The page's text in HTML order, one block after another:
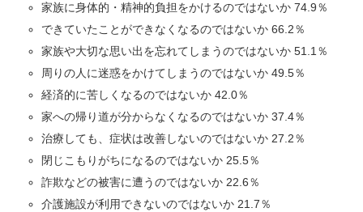
家族に身体的・精神的負担をかけるのではないか 74.9％
できていたことができなくなるのではないか 66.2％
家族や大切な思い出を忘れてしまうのではないか 51.1％
周りの人に迷惑をかけてしまうのではないか 49.5％
経済的に苦しくなるのではないか 42.0％
家への帰り道が分からなくなるのではないか 37.4％
治療しても、症状は改善しないのではないか 27.2％
閉じこもりがちになるのではないか 25.5％
詐欺などの被害に遭うのではないか 22.6％
介護施設が利用できないのではないか 21.7％